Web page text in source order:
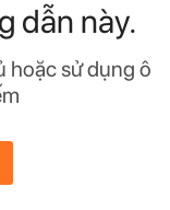
dẫn này.
hoặc sử dụng ô